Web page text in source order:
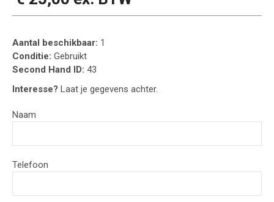
Aantal beschikbaar: 1
Conditie: Gebruikt
Second Hand ID: 43
Interesse? Laat je gegevens achter.
Naam
Telefoon